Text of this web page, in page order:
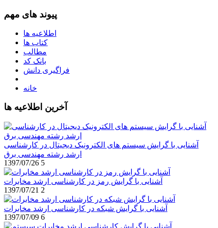
پیوند های مهم
اطلاعیه ها
کتاب ها
مطالب
بانک کد
فراگیری دانش
خانه
آخرین اطلاعیه ها
آشنایی با گرایش سیستم های الکترونیک دیجیتال در کارشناسی
ارشد رشته مهندسی برق
1397/07/26 5
آشنایی با گرایش رمز در کارشناسی ارشد مخابرات
1397/07/21 2
آشنایی با گرایش شبکه در کارشناسی ارشد مخابرات
1397/07/09 6